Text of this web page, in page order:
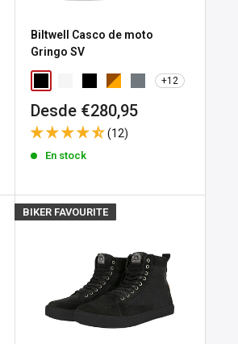
Biltwell Casco de moto
Gringo SV
+12
Precio
de
venta
Desde €280,95
(12)
En stock
BIKER FAVOURITE